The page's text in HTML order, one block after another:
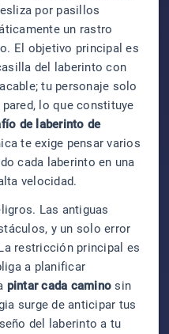
por pasillos
un rastro
El objetivo principal es
del laberinto con
tu personaje solo
lo que constituye
de laberinto de
te exige pensar varios
cada laberinto en una
velocidad.
Las antiguas
y un solo error
restricción principal es
a planificar
pintar cada camino sin
surge de anticipar tus
del laberinto a tu